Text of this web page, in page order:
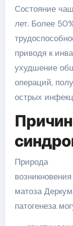
Состояние
лет. Более
приводя к
ухудшение
операций,
острых
Природа
матоза
патогенеза